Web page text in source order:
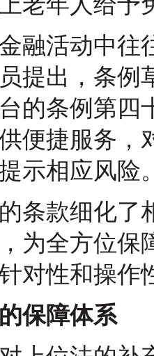
活动中往
提出，条例
的条例第四
便捷服务
示相应风险
款细化了
为全方位保
对性和操作
保障体系